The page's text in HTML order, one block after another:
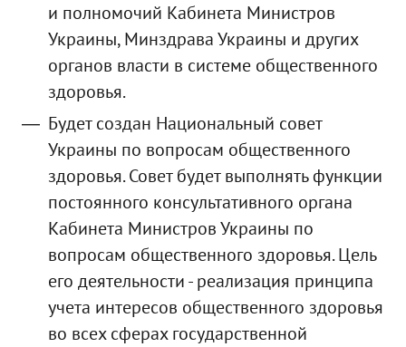
и полномочий Кабинета Министров
Украины, Минздрава Украины и других
органов власти в системе общественного
здоровья.
Будет создан Национальный совет
Украины по вопросам общественного
здоровья. Совет будет выполнять функции
постоянного консультативного органа
Кабинета Министров Украины по
вопросам общественного здоровья. Цель
его деятельности - реализация принципа
учета интересов общественного здоровья
во всех сферах государственной